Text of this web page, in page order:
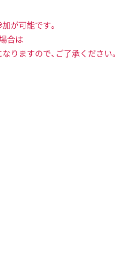
が可能です。
合は
ますので、ご了承ください。